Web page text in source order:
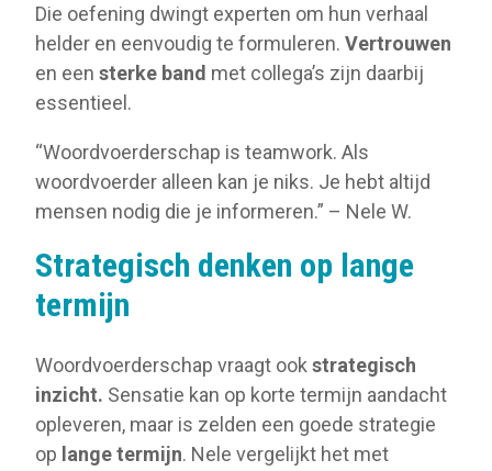
Die oefening dwingt experten om hun verhaal
helder en eenvoudig te formuleren. Vertrouwen
en een sterke band met collega’s zijn daarbij
essentieel.
“Woordvoerderschap is teamwork. Als
woordvoerder alleen kan je niks. Je hebt altijd
mensen nodig die je informeren.” – Nele W.
Strategisch denken op lange
termijn
Woordvoerderschap vraagt ookstrategisch
inzicht. Sensatie kan op korte termijn aandacht
opleveren, maar is zelden een goede strategie
op lange termijn. Nele vergelijkt het met